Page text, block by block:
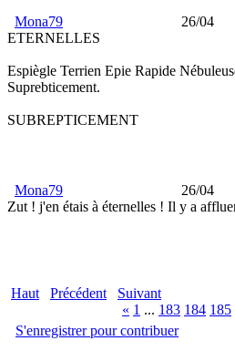
Mona79 26/04
ETERNELLES
Espiègle Terrien Epie Rapide
Suprebticement.
SUBREPTICEMENT
Mona79 26/04
Zut ! j'en étais à éternelles ! Il y a
Haut Précédent
Suivant
« 1 ... 183 184 185
S'enregistrer pour contribuer